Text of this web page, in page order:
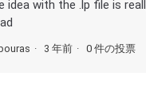
idea with the .lp file is
3 年前 0 件の投票